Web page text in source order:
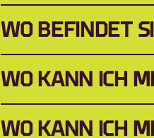
WO BEFINDET
WO KANN ICH
WO KANN ICH